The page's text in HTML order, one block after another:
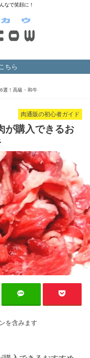
なで笑顔に！
ちら
選！高級・和牛
肉通販の初心者ガイド
が購入できるお
を含みます